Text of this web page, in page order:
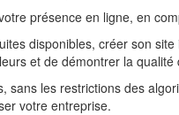
présence en ligne, en
disponibles, créer son
et de démontrer la qualité
sans les restrictions des
votre entreprise.